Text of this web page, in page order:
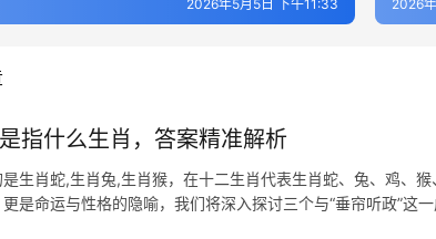
2026年5月5日 下午11:33 2026
指什么生肖，答案精准解析
生肖蛇,生肖兔,生肖猴，在十二生肖代表生肖蛇、兔、鸡、
是命运与性格的隐喻，我们将深入探讨三个与“垂帘听政”这